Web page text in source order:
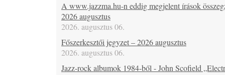
A www.jazzma.hu-n eddig megjelent írások
2026 augusztus
2026. augusztus 06.
Főszerkesztői jegyzet – 2026 augusztus
2026. augusztus 06.
Jazz-rock albumok 1984-ből - John Scofield